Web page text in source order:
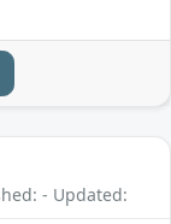
- Updated: